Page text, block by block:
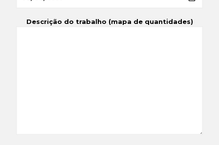
Descrição do trabalho (mapa de quantidades)